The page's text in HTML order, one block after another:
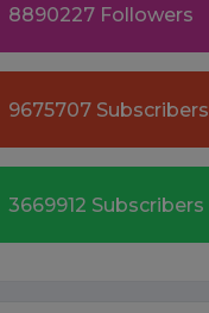
8890227 Followers
9675707 Subscribers
3669912 Subscribers